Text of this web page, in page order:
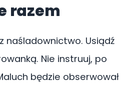
razem
naśladownictwo. Usiądź
Nie instruuj, po
będzie obserwował